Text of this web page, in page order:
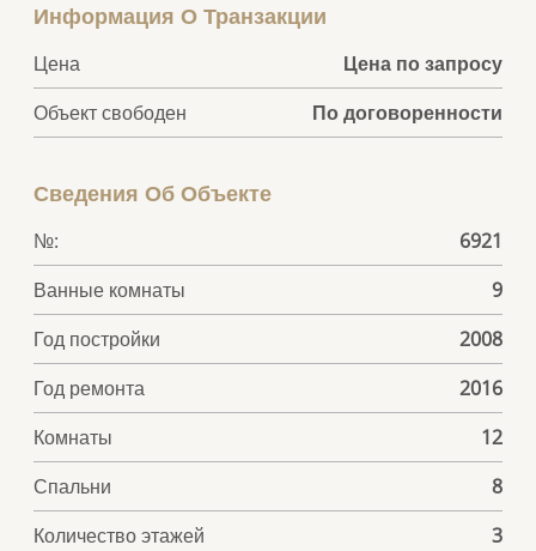
Информация О Транзакции
Цена
Цена по запросу
Объект свободен
По договоренности
Сведения Об Объекте
№:
6921
Ванные комнаты
9
Год постройки
2008
Год ремонта
2016
Комнаты
12
Спальни
8
Количество этажей
3